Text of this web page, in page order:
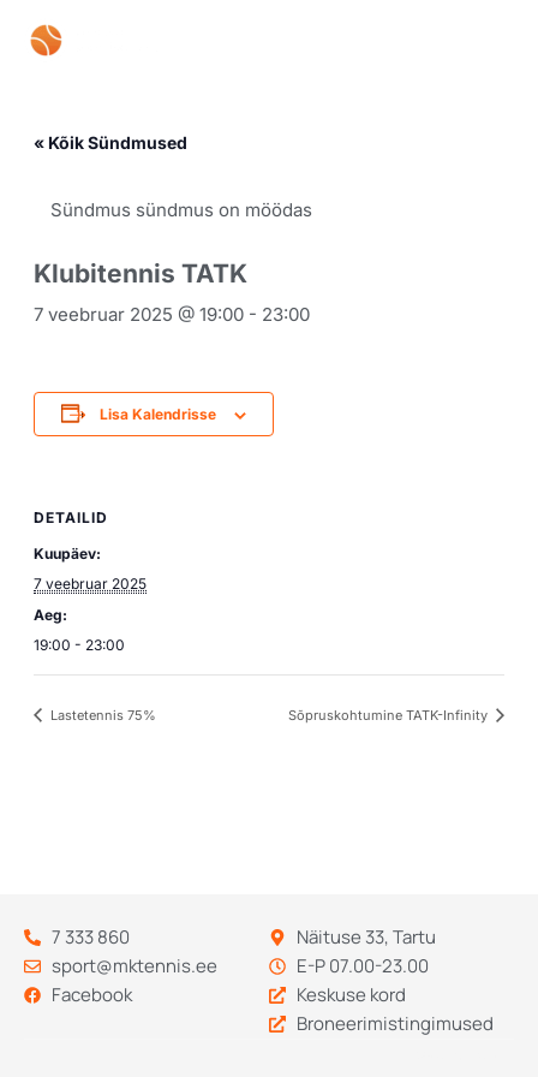
« Kõik Sündmused
Sündmus sündmus on möödas
Klubitennis TATK
7 veebruar 2025 @ 19:00 - 23:00
Lisa Kalendrisse
DETAILID
Kuupäev:
7 veebruar 2025
Aeg:
19:00 - 23:00
Lastetennis 75% Sõpruskohtumine TATK-Infinity
7 333 860
sport@mktennis.ee
Facebook
Näituse 33, Tartu
E-P 07.00-23.00
Keskuse kord
Broneerimistingimused